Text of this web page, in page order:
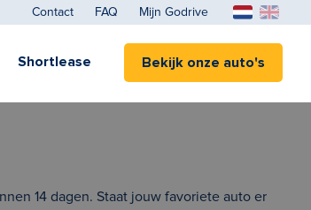
Contact FAQ Mijn Godrive
Shortlease Bekijk onze auto's
14 dagen. Staat jouw favoriete auto er